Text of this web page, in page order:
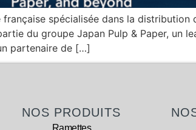
française spécialisée dans la
du groupe Japan Pulp & Paper, un
partenaire de […]
NOS PRODUITS
Ramettes